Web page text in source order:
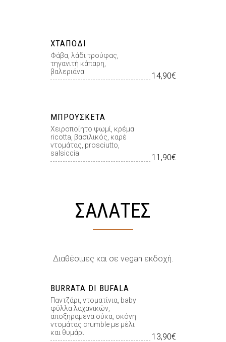
ΧΤΑΠΌΔΙ
Φάβα, λάδι τρούφας,
τηγανιτή κάπαρη,
βαλεριάνα
14,90€
ΜΠΡΟΥΣΚΈΤΑ
Χειροποίητο ψωµί, κρέμα
ricotta, βασιλικός, καρέ
ντομάτας, prosciutto,
salsiccia
11,90€
ΣΑΛΑΤΕΣ
Διαθέσιμες και σε vegan εκδοχή.
BURRATA DI BUFALA
Παντζάρι, ντοµατίνια, baby
φύλλα λαχανικών,
αποξηραµένα σύκα, σκόνη
ντοµάτας crumble µε µέλι
και θυµάρι
13,90€